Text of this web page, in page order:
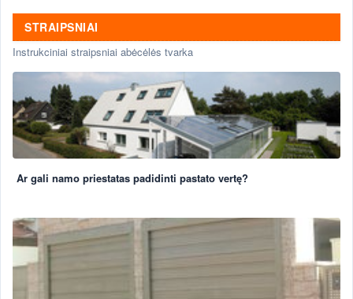
STRAIPSNIAI
Instrukciniai straipsniai abėcėlės tvarka
Ar gali namo priestatas padidinti pastato vertę?